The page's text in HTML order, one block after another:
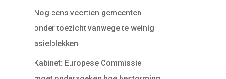
Nog eens veertien gemeenten
onder toezicht vanwege te weinig
asielplekken
Kabinet: Europese Commissie